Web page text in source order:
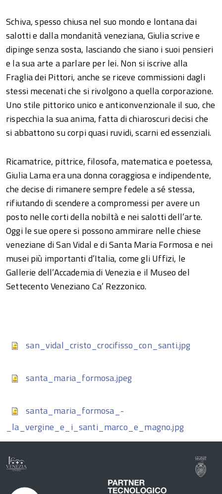
Schiva, spesso chiusa nel suo mondo e lontana dai
salotti e dalla mondanità veneziana, Giulia scrive e
dipinge senza sosta, lasciando che siano i suoi pensieri
e la sua arte a parlare per lei. Non si iscrive alla
Fraglia dei Pittori, anche se riceve commissioni dagli
stessi mecenati che si rivolgono a quella corporazione.
Uno stile pittorico unico e anticonvenzionale il suo, che
rispecchia la sua anima, fatta di chiaroscuri decisi che
si abbattono su corpi quasi ruvidi, scarni ed essenziali.
Ricamatrice, pittrice, filosofa, matematica e poetessa,
Giulia Lama era una donna coraggiosa e indipendente,
che decise di rimanere sempre fedele a sé stessa,
rifiutando di scendere a compromessi per avere un
posto nelle corti della nobiltà e nei salotti dell’arte.
Oggi le sue opere si possono ammirare nelle chiese
veneziane di San Vidal e di Santa Maria Formosa e nei
musei più importanti d’Italia, come gli Uffizi, le
Gallerie dell’Accademia di Venezia e il Museo del
Settecento Veneziano Ca’ Rezzonico.
san_vidal_cristo_crocifisso_con_santi.jpg
santa_maria_formosa.jpeg
santa_maria_formosa_-
_la_vergine_e_i_santi_marco_e_magno.jpg